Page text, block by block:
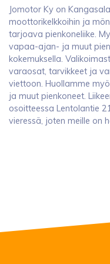
Jomotor Ky on
moottorikelkkoihin ja
tarjoava pienkoneliike.
vapaa-ajan- ja muut
kokemuksella.
varaosat, tarvikkeet ja
viettoon. Huollamme
ja muut pienkoneet.
osoitteessa Lentolantie
vieressä, joten meille on